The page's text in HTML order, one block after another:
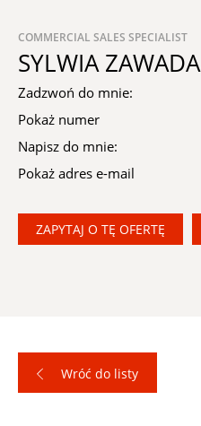
COMMERCIAL SALES SPECIALIST
SYLWIA ZAWADA
Zadzwoń do mnie:
Pokaż numer
Napisz do mnie:
Pokaż adres e-mail
ZAPYTAJ O TĘ OFERTĘ
Wróć do listy